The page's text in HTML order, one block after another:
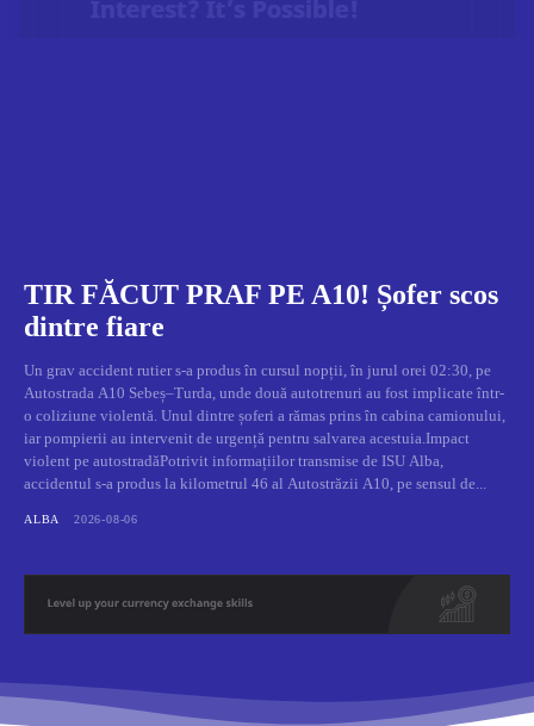
TIR FĂCUT PRAF PE A10! Șofer scos
dintre fiare
Un grav accident rutier s-a produs în cursul nopții, în jurul orei 02:30, pe
Autostrada A10 Sebeș–Turda, unde două autotrenuri au fost implicate într-
o coliziune violentă. Unul dintre șoferi a rămas prins în cabina camionului,
iar pompierii au intervenit de urgență pentru salvarea acestuia.Impact
violent pe autostradăPotrivit informațiilor transmise de ISU Alba,
accidentul s-a produs la kilometrul 46 al Autostrăzii A10, pe sensul de...
ALBA 2026-08-06